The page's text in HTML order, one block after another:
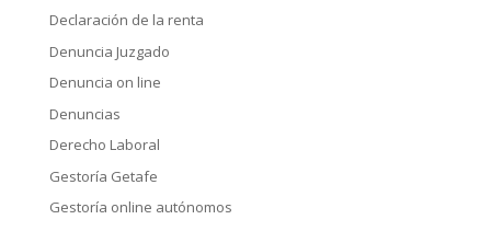
Declaración de la renta
Denuncia Juzgado
Denuncia on line
Denuncias
Derecho Laboral
Gestoría Getafe
Gestoría online autónomos